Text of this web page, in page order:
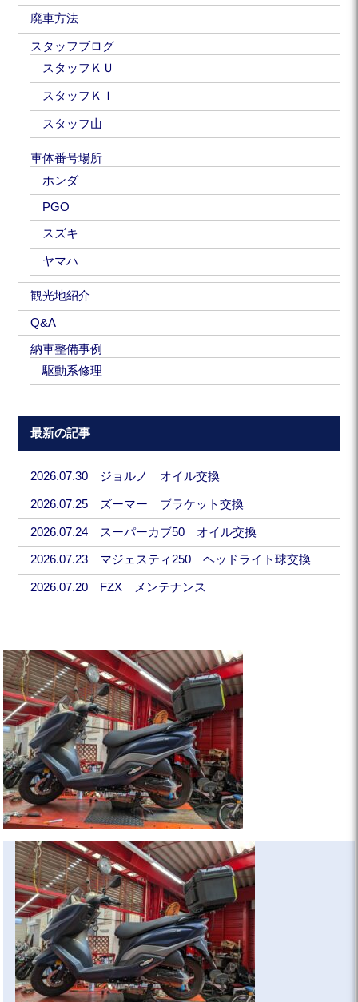
廃車方法
スタッフブログ
スタッフＫＵ
スタッフＫＩ
スタッフ山
車体番号場所
ホンダ
PGO
スズキ
ヤマハ
観光地紹介
Q&A
納車整備事例
駆動系修理
最新の記事
2026.07.30 ジョルノ オイル交換
2026.07.25 ズーマー ブラケット交換
2026.07.24 スーパーカブ50 オイル交換
2026.07.23 マジェスティ250 ヘッドライト球交換
2026.07.20 FZX メンテナンス